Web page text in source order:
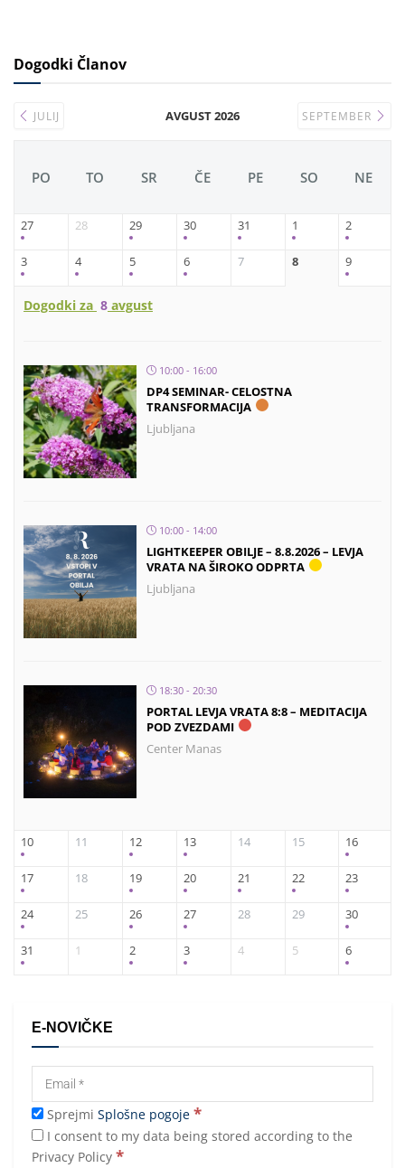
Dogodki Članov
JULIJ AVGUST 2026 SEPTEMBER
PO TO SR ČE PE SO NE
27 28 29 30 31 1 2
3 4 5 6 7 8 9
Dogodki za 8 avgust
10:00 - 16:00
DP4 SEMINAR- CELOSTNA
TRANSFORMACIJA
Ljubljana
10:00 - 14:00
LIGHTKEEPER OBILJE – 8.8.2026 – LEVJA
VRATA NA ŠIROKO ODPRTA
Ljubljana
18:30 - 20:30
PORTAL LEVJA VRATA 8:8 – MEDITACIJA
POD ZVEZDAMI
Center Manas
10 11 12 13 14 15 16
17 18 19 20 21 22 23
24 25 26 27 28 29 30
31 1 2 3 4 5 6
E-NOVIČKE
Sprejmi Splošne pogoje *
I consent to my data being stored according to the
Privacy Policy *